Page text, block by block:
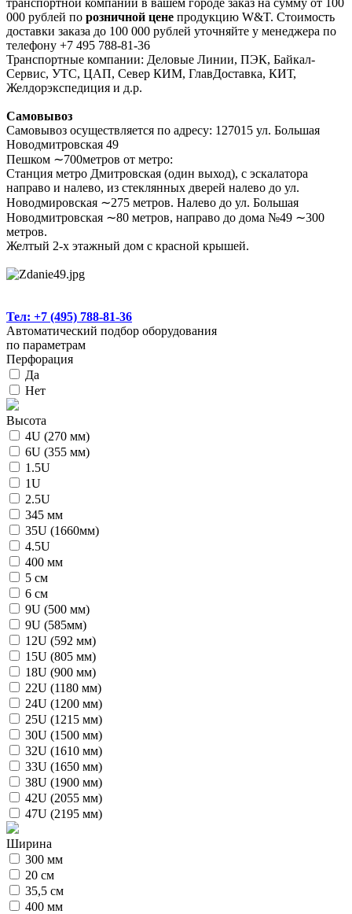
000 рублей по розничной цене продукцию W&T. Стоимость
доставки заказа до 100 000 рублей уточняйте у менеджера по
телефону +7 495 788-81-36
Транспортные компании: Деловые Линии, ПЭК, Байкал-
Сервис, УТС, ЦАП, Север КИМ, ГлавДоставка, КИТ,
Желдорэкспедиция и д.р.
Самовывоз
Самовывоз осуществляется по адресу: 127015 ул. Большая
Новодмитровская 49
Пешком ∼700метров от метро:
Станция метро Дмитровская (один выход), с эскалатора
направо и налево, из стеклянных дверей налево до ул.
Новодмировская ∼275 метров. Налево до ул. Большая
Новодмитровская ∼80 метров, направо до дома №49 ∼300
метров.
Желтый 2-х этажный дом с красной крышей.
Тел: +7 (495) 788-81-36
Автоматический подбор оборудования
по параметрам
Перфорация
Да
Нет
Высота
4U (270 мм)
6U (355 мм)
1.5U
1U
2.5U
345 мм
35U (1660мм)
4.5U
400 мм
5 см
6 см
9U (500 мм)
9U (585мм)
12U (592 мм)
15U (805 мм)
18U (900 мм)
22U (1180 мм)
24U (1200 мм)
25U (1215 мм)
30U (1500 мм)
32U (1610 мм)
33U (1650 мм)
38U (1900 мм)
42U (2055 мм)
47U (2195 мм)
Ширина
300 мм
20 см
35,5 см
400 мм